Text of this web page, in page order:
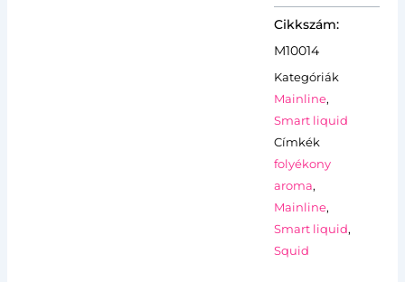
M10014
Kategóriák
Mainline,
Smart liquid
Címkék
folyékony
aroma,
Mainline,
Smart liquid,
Squid